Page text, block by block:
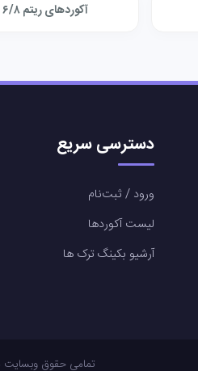
آکوردهای ریتم ۶/۸
دسترسی سریع
ورود / ثبت‌نام
لیست آکوردها
آرشیو بکینگ ترک ها
تمامی حقوق وبسایت